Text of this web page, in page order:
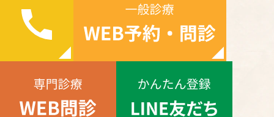
理解して、しっかり治し
ましょう